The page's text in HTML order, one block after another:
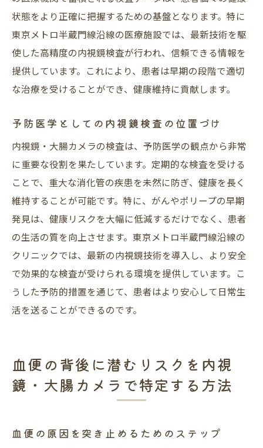
状態をより正確に把握するための基盤となります。特に
東京メトロ半蔵門線沿線の医療施設では、最新技術を駆
使した高精度の内視鏡検査が行われ、信頼できる情報を
提供しています。これにより、患者は早期の段階で適切
な治療を受けることができ、健康維持に貢献します。
予防医学としての内視鏡検査の位置づけ
内視鏡・大腸カメラの検査は、予防医学の観点から非常
に重要な役割を果たしています。定期的な検査を受ける
ことで、重大な消化管の疾患を未然に防ぎ、健康を長く
維持することが可能です。特に、がんやポリープの早期
発見は、健康リスクを大幅に低減するだけでなく、患者
の生活の質を向上させます。東京メトロ半蔵門線沿線の
クリニックでは、最新の内視鏡技術を導入し、より安全
で効果的な検査が受けられる環境を提供しています。こ
うした予防的措置を通じて、患者はより安心して日常生
活を送ることができるのです。
血便の背後に潜むリスクを内視
鏡・大腸カメラで特定する方法
血便の原因を突き止めるためのステップ